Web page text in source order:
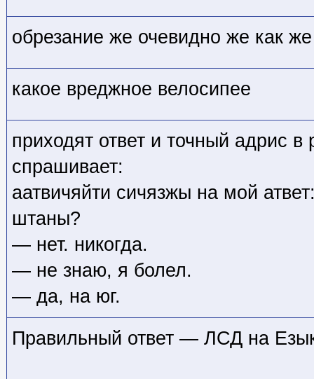
обрезание же очевидно же как
какое вреджное велосипее
приходят ответ и точный адрис
спрашивает:
аатвичяйти сичязжы на мой
штаны?
— нет. никогда.
— не знаю, я болел.
— да, на юг.
Правильный ответ — ЛСД на